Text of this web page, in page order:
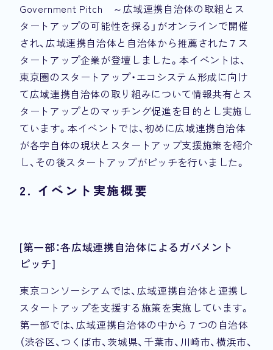
Government Pitch ～広域連携自治体の取組とス
タートアップの可能性を探る」がオンラインで開催
され、広域連携自治体と自治体から推薦された７ス
タートアップ企業が登壇しました。本イベントは、
東京圏のスタートアップ・エコシステム形成に向け
て広域連携自治体の取り組みについて情報共有とス
タートアップとのマッチング促進を目的とし実施し
ています。本イベントでは、初めに広域連携自治体
が各字自体の現状とスタートアップ支援施策を紹介
し、その後スタートアップがピッチを行いました。
2. イベント実施概要
[第一部：各広域連携自治体によるガバメント
ピッチ]
東京コンソーシアムでは、広域連携自治体と連携し
スタートアップを支援する施策を実施しています。
第一部では、広域連携自治体の中から７つの自治体
（渋谷区、つくば市、茨城県、千葉市、川崎市、横浜市、